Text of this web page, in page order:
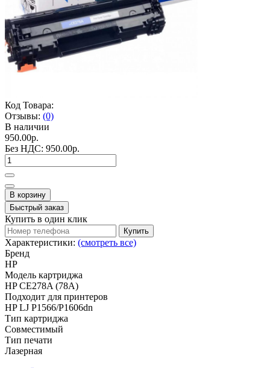
Код Товара:
Отзывы: (0)
В наличии
950.00р.
Без НДС: 950.00р.
В корзину
Быстрый заказ
Купить в один клик
Купить
Характеристики: (смотреть все)
Бренд
HP
Модель картриджа
HP CE278A (78A)
Подходит для принтеров
HP LJ P1566/P1606dn
Тип картриджа
Совместимый
Тип печати
Лазерная